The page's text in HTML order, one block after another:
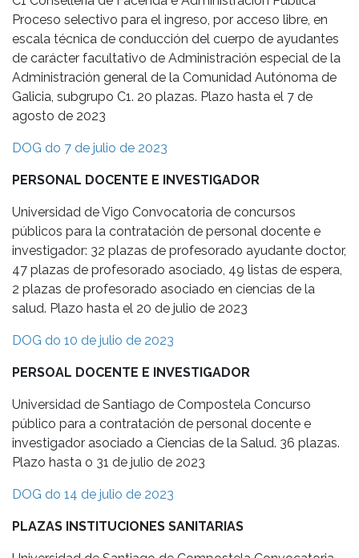
Proceso selectivo para el ingreso, por acceso libre, en
escala técnica de conducción del cuerpo de ayudantes
de carácter facultativo de Administración especial de la
Administración general de la Comunidad Autónoma de
Galicia, subgrupo C1. 20 plazas. Plazo hasta el 7 de
agosto de 2023
DOG do 7 de julio de 2023
PERSONAL DOCENTE E INVESTIGADOR
Universidad de Vigo Convocatoria de concursos
públicos para la contratación de personal docente e
investigador: 32 plazas de profesorado ayudante doctor,
47 plazas de profesorado asociado, 49 listas de espera,
2 plazas de profesorado asociado en ciencias de la
salud. Plazo hasta el 20 de julio de 2023
DOG do 10 de julio de 2023
PERSOAL DOCENTE E INVESTIGADOR
Universidad de Santiago de Compostela Concurso
público para a contratación de personal docente e
investigador asociado a Ciencias de la Salud. 36 plazas.
Plazo hasta o 31 de julio de 2023
DOG do 14 de julio de 2023
PLAZAS INSTITUCIONES SANITARIAS